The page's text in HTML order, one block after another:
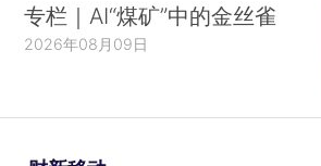
专栏｜AI“煤矿”中的金丝雀
2026年08月09日